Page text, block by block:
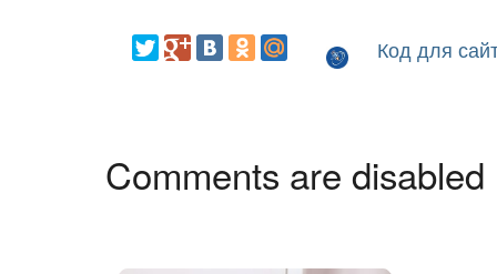
Код для
Comments are disabled